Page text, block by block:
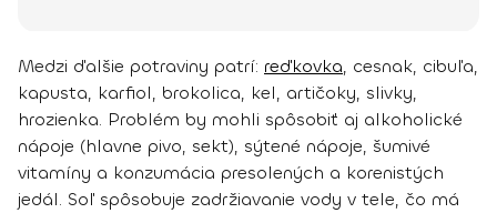
Medzi ďalšie potraviny patrí: reďkovka, cesnak, cibuľa,
kapusta, karfiol, brokolica, kel, artičoky, slivky,
hrozienka. Problém by mohli spôsobiť aj alkoholické
nápoje (hlavne pivo, sekt), sýtené nápoje, šumivé
vitamíny a konzumácia presolených a korenistých
jedál. Soľ spôsobuje zadržiavanie vody v tele, čo má